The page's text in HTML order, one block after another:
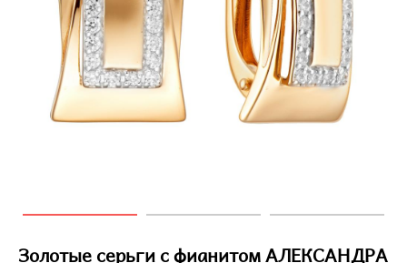
Золотые серьги с фианитом АЛЕКСАНДРА